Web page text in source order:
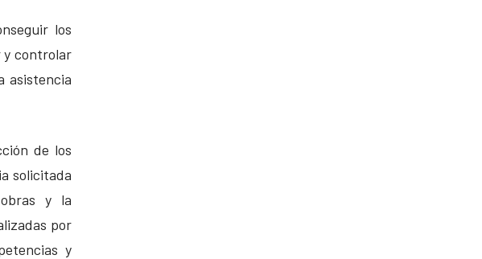
los
y controlar
asistencia
de los
solicitada
y la
por
y